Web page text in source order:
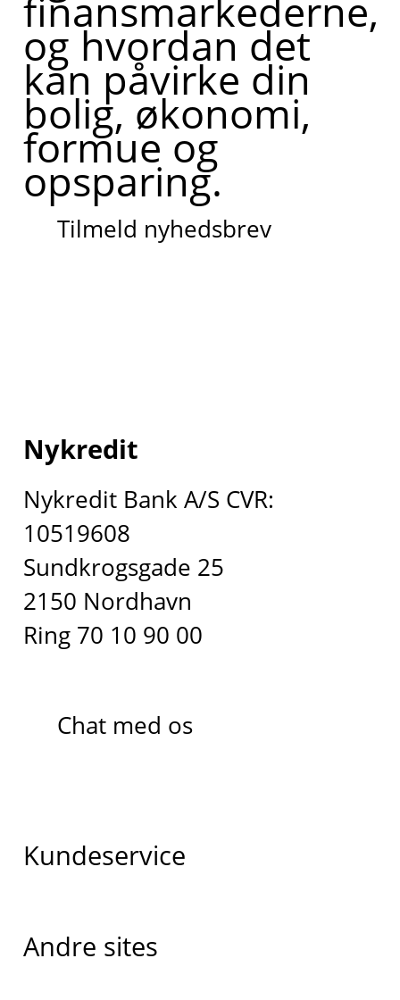
finansmarkederne,
og hvordan det
kan påvirke din
bolig, økonomi,
formue og
opsparing.
Tilmeld nyhedsbrev
Nykredit
Nykredit Bank A/S CVR:
10519608
Sundkrogsgade 25
2150 Nordhavn
Ring 70 10 90 00
Chat med os
Kundeservice
Andre sites